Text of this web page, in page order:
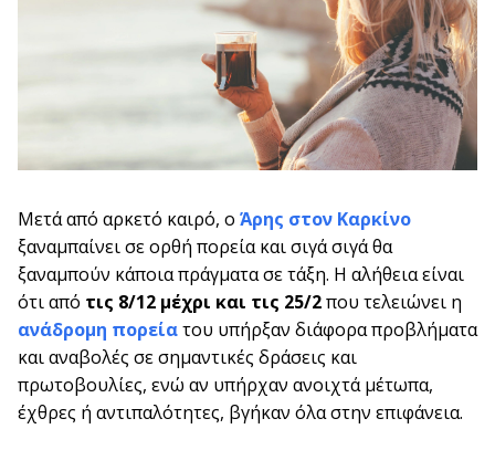
Μετά από αρκετό καιρό, ο Άρης στον Καρκίνο
ξαναμπαίνει σε ορθή πορεία και σιγά σιγά θα
ξαναμπούν κάποια πράγματα σε τάξη. Η αλήθεια είναι
ότι από τις 8/12 μέχρι και τις 25/2που τελειώνει η
ανάδρομη πορείατου υπήρξαν διάφορα προβλήματα
και αναβολές σε σημαντικές δράσεις και
πρωτοβουλίες, ενώ αν υπήρχαν ανοιχτά μέτωπα,
έχθρες ή αντιπαλότητες, βγήκαν όλα στην επιφάνεια.